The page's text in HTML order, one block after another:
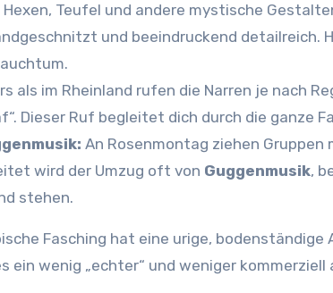
Hexen, Teufel und andere mystische
und beeindruckend detailreich.
als im Rheinland rufen die Narren je nach
Dieser Ruf begleitet dich durch die ganze
An Rosenmontag ziehen
wird der Umzug oft von Guggenmusik,
stehen.
Fasching hat eine urige, bodenständige
ein wenig „echter“ und weniger kommerziell